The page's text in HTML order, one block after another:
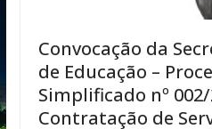
Convocação da
de Educação –
Simplificado nº
Contratação de